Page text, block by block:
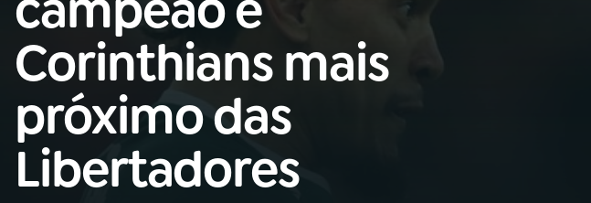
01INÍCIO
02A RÁDIO
03 PROGRAMAÇÃO
Corinthians mais
próximo das
Libertadores